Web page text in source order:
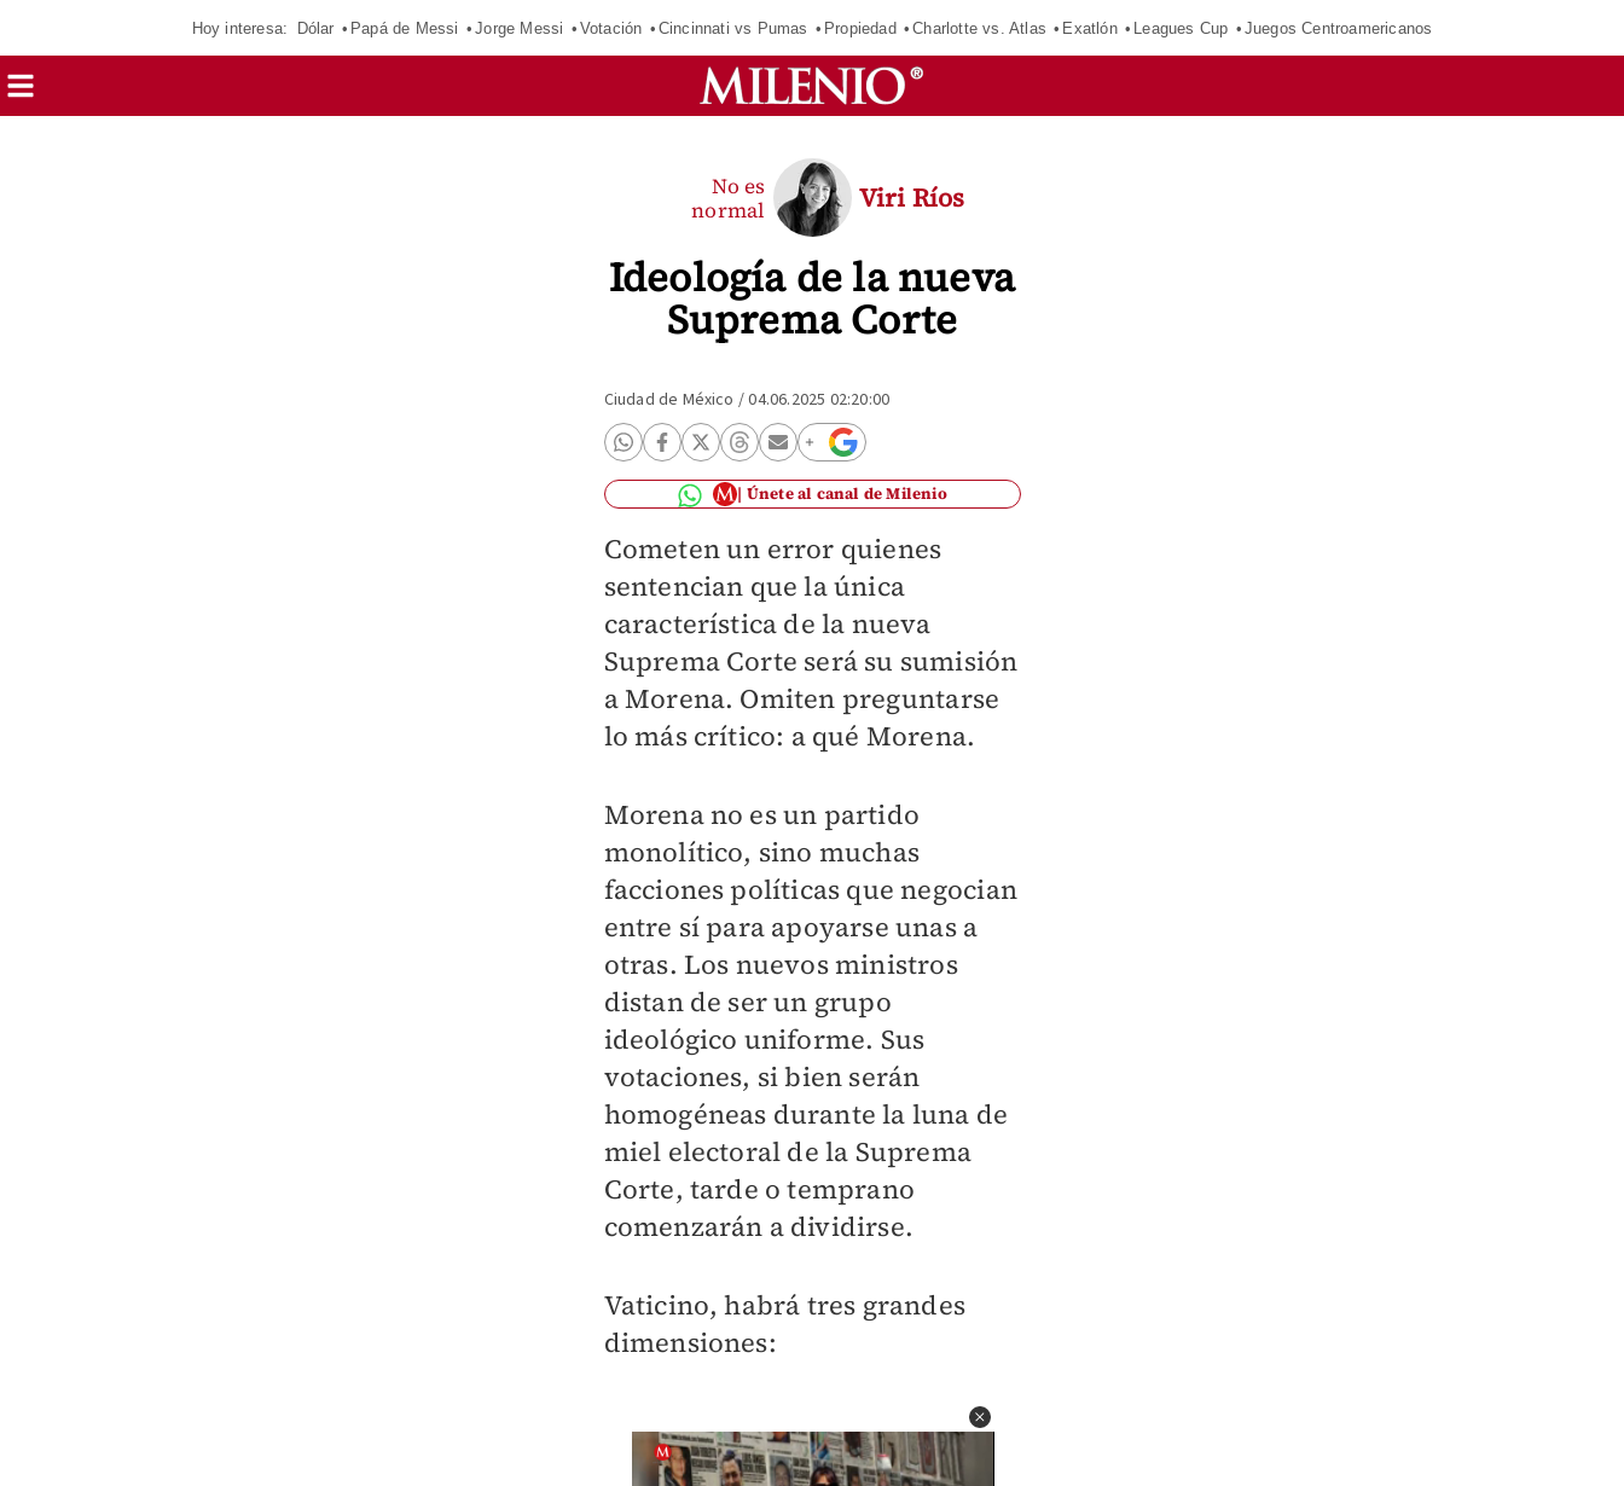
Hoy interesa: Dólar Papá de Messi Jorge Messi Votación Cincinnati vs Pumas Propiedad Charlotte vs. Atlas Exatlón Leagues Cup Juegos Centroamericanos
Ideología de la nueva
Suprema Corte
No es
normal
Viri Ríos
Ciudad de México /04.06.2025 02:20:00
Únete al canal de Milenio
Cometen un error quienes
sentencian que la única
característica de la nueva
Suprema Corte será su sumisión
a Morena. Omiten preguntarse
lo más crítico: a qué Morena.
Morena no es un partido
monolítico, sino muchas
facciones políticas que negocian
entre sí para apoyarse unas a
otras. Los nuevos ministros
distan de ser un grupo
ideológico uniforme. Sus
votaciones, si bien serán
homogéneas durante la luna de
miel electoral de la Suprema
Corte, tarde o temprano
comenzarán a dividirse.
Vaticino, habrá tres grandes
dimensiones: